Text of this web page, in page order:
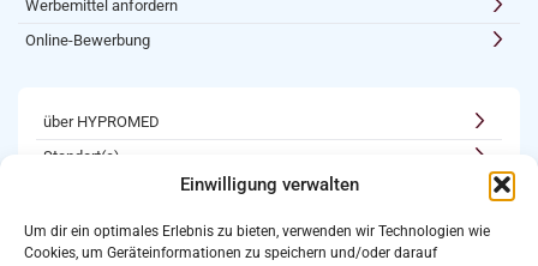
Einwilligung verwalten
Um dir ein optimales Erlebnis zu bieten, verwenden wir Technologien wie
Cookies, um Geräteinformationen zu speichern und/oder darauf
Werbemittel anfordern
Online-Bewerbung
über HYPROMED
Standort(e)
Karriere
Newsletter